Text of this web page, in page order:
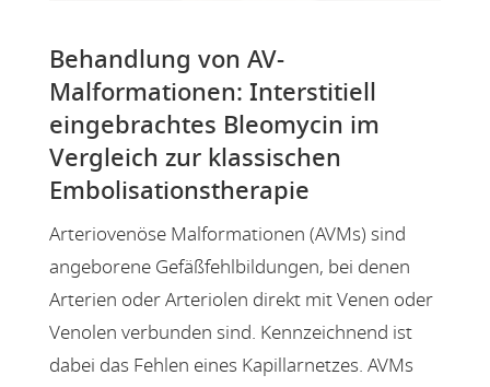
Behandlung von AV-
Malformationen: Interstitiell
eingebrachtes Bleomycin im
Vergleich zur klassischen
Embolisationstherapie
Arteriovenöse Malformationen (AVMs) sind
angeborene Gefäßfehlbildungen, bei denen
Arterien oder Arteriolen direkt mit Venen oder
Venolen verbunden sind. Kennzeichnend ist
dabei das Fehlen eines Kapillarnetzes. AVMs